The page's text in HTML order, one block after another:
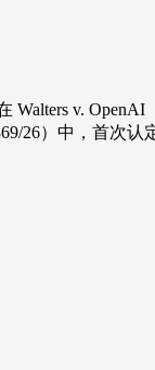
v.
26）中，首次